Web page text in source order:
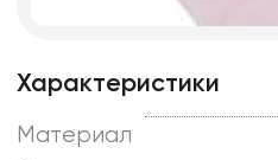
Характеристики
Материал